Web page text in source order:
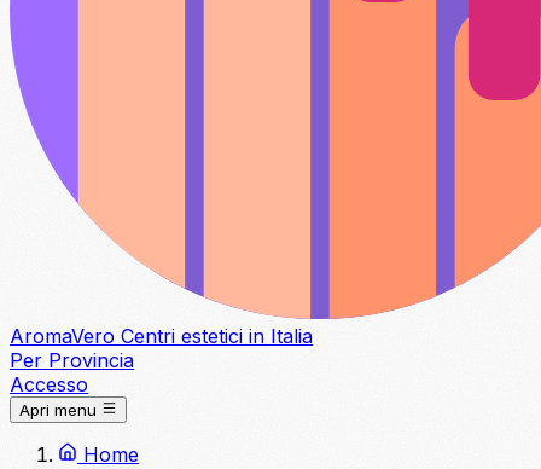
AromaVero Centri estetici in Italia
Per Provincia
Accesso
Apri menu
Home